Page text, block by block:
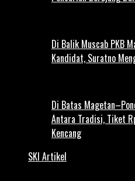
Di Balik Muscab PKB
Kandidat, Suratno
Di Batas
Antara Tradisi, Tiket
Kencang
SKI Artikel